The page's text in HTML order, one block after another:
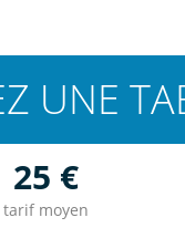
UNE
25 €
tarif moyen